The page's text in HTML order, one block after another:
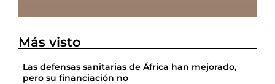
Más visto
Las defensas sanitarias de África han mejorado,
pero su financiación no